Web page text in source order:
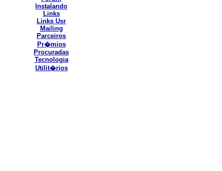
Instalando
Links
Links Usr
Mailing
Parceiros
Pr�mios
Procuradas
Tecnologia
Utilit�rios